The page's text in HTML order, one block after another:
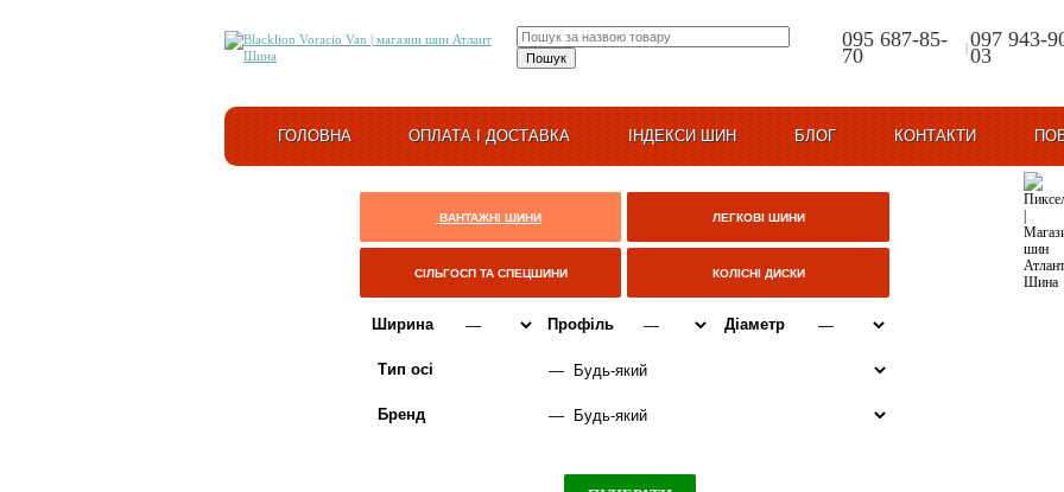
095 687-85-
70 |097 943-
03
ГОЛОВНА ОПЛАТА І ДОСТАВКА ІНДЕКСИ ШИН БЛОГ КОНТАКТИ
ВАНТАЖНІ ШИНИ ЛЕГКОВІ ШИНИ
СІЛЬГОСП ТА СПЕЦШИНИ КОЛІСНІ ДИСКИ
Ширина Профіль Діаметр
Тип осі
Бренд